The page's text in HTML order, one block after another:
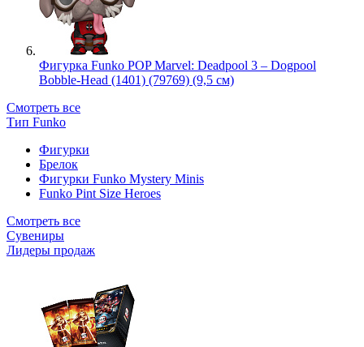
Фигурка Funko POP Marvel: Deadpool 3 – Dogpool
Bobble-Head (1401) (79769) (9,5 см)
Смотреть все
Тип Funko
Фигурки
Брелок
Фигурки Funko Mystery Minis
Funko Pint Size Heroes
Смотреть все
Сувениры
Лидеры продаж